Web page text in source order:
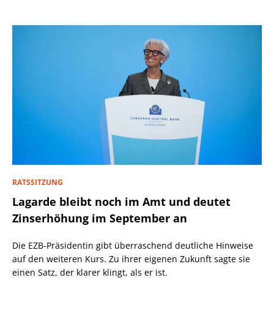
RATSSITZUNG
Lagarde bleibt noch im Amt und deutet
Zinserhöhung im September an
Die EZB-Präsidentin gibt überraschend deutliche Hinweise
auf den weiteren Kurs. Zu ihrer eigenen Zukunft sagte sie
einen Satz, der klarer klingt, als er ist.